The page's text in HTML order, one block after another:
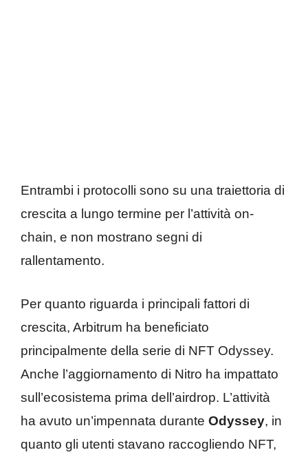
Entrambi i protocolli sono su una traiettoria di
crescita a lungo termine per l’attività on-
chain, e non mostrano segni di
rallentamento.
Per quanto riguarda i principali fattori di
crescita, Arbitrum ha beneficiato
principalmente della serie di NFT Odyssey.
Anche l’aggiornamento di Nitro ha impattato
sull’ecosistema prima dell’airdrop. L’attività
ha avuto un’impennata durante Odyssey, in
quanto gli utenti stavano raccogliendo NFT,